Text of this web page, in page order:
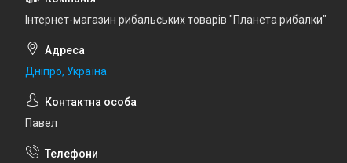
Інтернет-магазин рибальських товарів "Планета рибалки"
Дніпро, Україна
Павел